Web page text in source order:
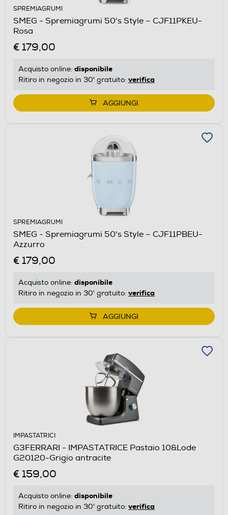
SPREMIAGRUMI
SMEG - Spremiagrumi 50's Style – CJF11PKEU-
Rosa
€ 179,00
Acquisto online: disponibile
Ritiro in negozio in 30' gratuito: verifica
AGGIUNGI
SPREMIAGRUMI
SMEG - Spremiagrumi 50's Style – CJF11PBEU-
Azzurro
€ 179,00
Acquisto online: disponibile
Ritiro in negozio in 30' gratuito: verifica
AGGIUNGI
IMPASTATRICI
G3FERRARI - IMPASTATRICE Pastaio 10&Lode
G20120-Grigio antracite
€ 159,00
Acquisto online: disponibile
Ritiro in negozio in 30' gratuito: verifica